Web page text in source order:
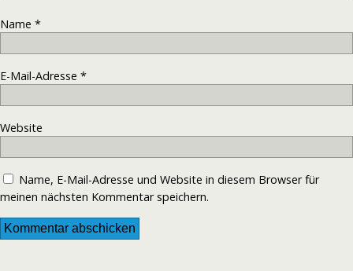
Name *
E-Mail-Adresse *
Website
Name, E-Mail-Adresse und Website in diesem Browser für
meinen nächsten Kommentar speichern.